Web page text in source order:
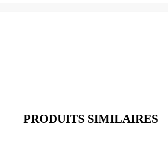
PRODUITS SIMILAIRES